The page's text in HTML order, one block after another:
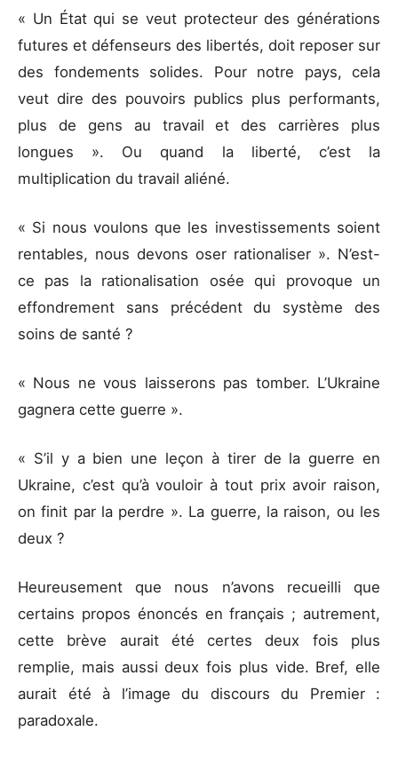
« Un État qui se veut protecteur des générations
futures et défenseurs des libertés, doit reposer sur
des fondements solides. Pour notre pays, cela
veut dire des pouvoirs publics plus performants,
plus de gens au travail et des carrières plus
longues ». Ou quand la liberté, c’est la
multiplication du travail aliéné.
« Si nous voulons que les investissements soient
rentables, nous devons oser rationaliser ». N’est-
ce pas la rationalisation osée qui provoque un
effondrement sans précédent du système des
soins de santé ?
« Nous ne vous laisserons pas tomber. L’Ukraine
gagnera cette guerre ».
« S’il y a bien une leçon à tirer de la guerre en
Ukraine, c’est qu’à vouloir à tout prix avoir raison,
on finit par la perdre ». La guerre, la raison, ou les
deux ?
Heureusement que nous n’avons recueilli que
certains propos énoncés en français ; autrement,
cette brève aurait été certes deux fois plus
remplie, mais aussi deux fois plus vide. Bref, elle
aurait été à l’image du discours du Premier :
paradoxale.